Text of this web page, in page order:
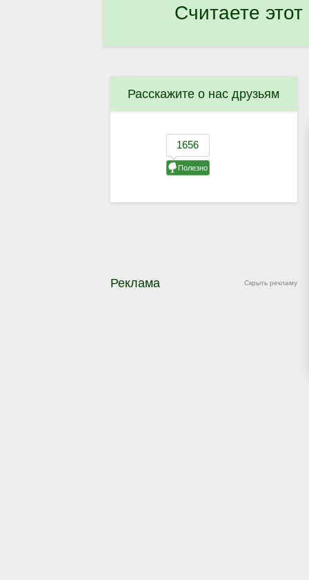
Считаете
Расскажите о нас друзьям
Скрыть рекламу
Реклама